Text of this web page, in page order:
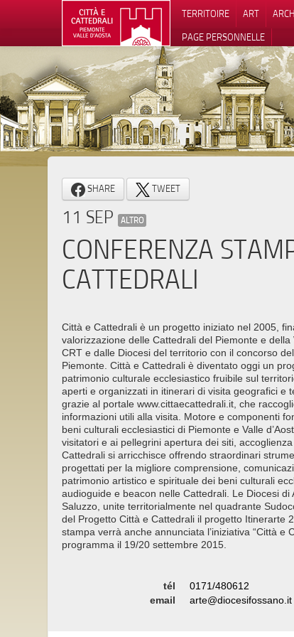
TERRITOIRE ART
PAGE PERSONNELLE
SHARE TWEET
11 SEP ALTRO
CONFERENZA
CATTEDRALI
Città e Cattedrali è un progetto iniziato nel 2005,
valorizzazione delle Cattedrali del Piemonte e della
CRT e dalle Diocesi del territorio con il concorso
Piemonte. Città e Cattedrali è diventato oggi un
patrimonio culturale ecclesiastico fruibile sul
aperti e organizzati in itinerari di visita geografici e
grazie al portale www.cittaecattedrali.it, che
informazioni utili alla visita. Motore e componenti
beni culturali ecclesiastici di Piemonte e Valle
visitatori e ai pellegrini apertura dei siti,
Cattedrali si arricchisce offrendo straordinari
progettati per la migliore comprensione,
patrimonio artistico e spirituale dei beni culturali
audioguide e beacon nelle Cattedrali. Le Diocesi
Saluzzo, unite territorialmente nel quadrante
del Progetto Città e Cattedrali il progetto Itinerarte
stampa verrà anche annunciata l’iniziativa “Città e
programma il 19/20 settembre 2015.
tél
0171/480612
email
arte@diocesifossano.it